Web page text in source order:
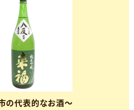
の代表的なお酒～